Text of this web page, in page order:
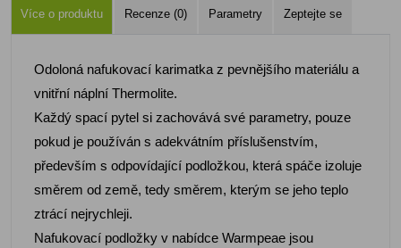
Více o produktu Recenze (0) Parametry Zeptejte se
Odoloná nafukovací karimatka z pevnějšího materiálu a
vnitřní náplní Thermolite.
Každý spací pytel si zachovává své parametry, pouze
pokud je používán s adekvátním příslušenstvím,
především s odpovídající podložkou, která spáče izoluje
směrem od země, tedy směrem, kterým se jeho teplo
ztrácí nejrychleji.
Nafukovací podložky v nabídce Warmpeae jsou